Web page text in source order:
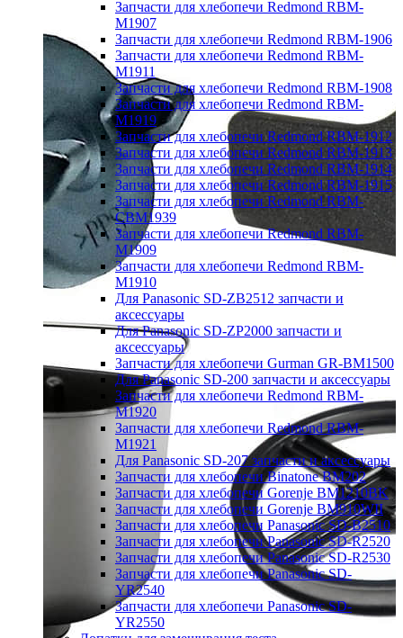
Запчасти для хлебопечи Redmond RBM-
M1907
Запчасти для хлебопечи Redmond RBM-1906
Запчасти для хлебопечи Redmond RBM-
M1911
Запчасти для хлебопечи Redmond RBM-1908
Запчасти для хлебопечи Redmond RBM-
M1919
Запчасти для хлебопечи Redmond RBM-1912
Запчасти для хлебопечи Redmond RBM-1913
Запчасти для хлебопечи Redmond RBM-1914
Запчасти для хлебопечи Redmond RBM-1915
Запчасти для хлебопечи Redmond RBM-
CBM1939
Запчасти для хлебопечи Redmond RBM-
M1909
Запчасти для хлебопечи Redmond RBM-
M1910
Для Panasonic SD-ZB2512 запчасти и
аксессуары
Для Panasonic SD-ZP2000 запчасти и
аксессуары
Запчасти для хлебопечи Gurman GR-BM1500
Для Panasonic SD-200 запчасти и аксессуары
Запчасти для хлебопечи Redmond RBM-
M1920
Запчасти для хлебопечи Redmond RBM-
M1921
Для Panasonic SD-207 запчасти и аксессуары
Запчасти для хлебопечи Binatone BM202
Запчасти для хлебопечи Gorenje BM1210BK
Запчасти для хлебопечи Gorenje BM910WII
Запчасти для хлебопечи Panasonic SD-B2510
Запчасти для хлебопечи Panasonic SD-R2520
Запчасти для хлебопечи Panasonic SD-R2530
Запчасти для хлебопечи Panasonic SD-
YR2540
Запчасти для хлебопечи Panasonic SD-
YR2550